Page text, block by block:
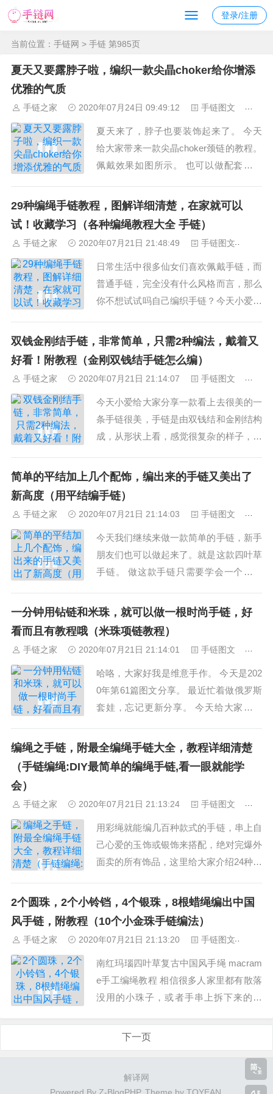
登录/注册
当前位置： 手链网 > 手链 第985页
夏天又要露脖子啦，编织一款尖晶choker给你增添
优雅的气质
手链之家 2020年07月24日 09:49:12 手链图文
夏天来了，脖子也要装饰起来了。 今天
给大家带来一款尖晶choker颈链的教程。
佩戴效果如图所示。 也可以做配套的手
做的长度不一样。 用到的基础结有斜卷
结、蛇结，不会做的可以到主页查看学习
哦。 材料：6股线60cm*2根 12...
29种编绳手链教程，图解详细清楚，在家就可以
试！收藏学习（各种编绳教程大全 手链）
手链之家 2020年07月21日 21:48:49 手链图文
日常生活中很多仙女们喜欢佩戴手链，而
普通手链，完全没有什么风格而言，那么
你不想试试吗自己编织手链？今天小爱就
织自己喜欢的样式，戴在手上或者送人都
是非常好，而绳编的手链，学起来方便而
且简单，几根绳子随便一编...
双钱金刚结手链，非常简单，只需2种编法，戴着又
好看！附教程（金刚双钱结手链怎么编）
手链之家 2020年07月21日 21:14:07 手链图文
今天小爱给大家分享一款看上去很美的一
条手链很美，手链是由双钱结和金刚结构
成，从形状上看，感觉很复杂的样子，实
起来就会很简单了。当然，熟练的话还可
以在这基础上对手链加以改编、创新，编
出更多的花样。编好后送朋...
简单的平结加上几个配饰，编出来的手链又美出了
新高度（用平结编手链）
手链之家 2020年07月21日 21:14:03 手链图文
今天我们继续来做一款简单的手链，新手
朋友们也可以做起来了。就是这款四叶草
手链。 做这款手链只需要学会一个基础
1根 60cm*1根 925银四叶草*1个 925银珠
2mm*10颗 925银尾扣6mm*1颗 教程。
1、一根60cm的72号玉线对折后固...
一分钟用钻链和米珠，就可以做一根时尚手链，好
看而且有教程哦（米珠项链教程）
手链之家 2020年07月21日 21:14:01 手链图文
哈咯，大家好我是维意手作。 今天是202
0年第61篇图文分享。 最近忙着做俄罗斯
套娃，忘记更新分享。 今天给大家一个
定，很有创意的手工手链教程。下面给大
家分享干货。 用普通的大尺寸的钻链和
米珠加上包扣夹，链接扣，就...
编绳之手链，附最全编绳手链大全，教程详细清楚
（手链编绳:DIY最简单的编绳手链,看一眼就能学
会）
手链之家 2020年07月21日 21:13:24 手链图文
用彩绳就能编几百种款式的手链，串上自
己心爱的玉饰或银饰来搭配，绝对完爆外
面卖的所有饰品，这里给大家介绍24种简
24种图解教程 01 02 03 04 05 06 07 08 09
10 11 12 13 14 15 16 17 18 20 21 22 23 2
4...
2个圆珠，2个小铃铛，4个银珠，8根蜡绳编出中国
风手链，附教程（10个小金珠手链编法）
手链之家 2020年07月21日 21:13:20 手链图文
南红玛瑙四叶草复古中国风手绳 macram
e手工编绳教程 相信很多人家里都有散落
没用的小珠子，或者手串上拆下来的配
它变成很漂亮的饰品。今天就教大家用最
小的成本做出民族风格的手作，一起来看
下一页
解译网